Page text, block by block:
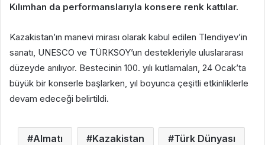
Kılımhan da performanslarıyla konsere renk kattılar.
Kazakistan’ın manevi mirası olarak kabul edilen Tlendiyev’in
sanatı, UNESCO ve TÜRKSOY’un destekleriyle uluslararası
düzeyde anılıyor. Bestecinin 100. yılı kutlamaları, 24 Ocak’ta
büyük bir konserle başlarken, yıl boyunca çeşitli etkinliklerle
devam edeceği belirtildi.
Almatı Kazakistan Türk Dünyası